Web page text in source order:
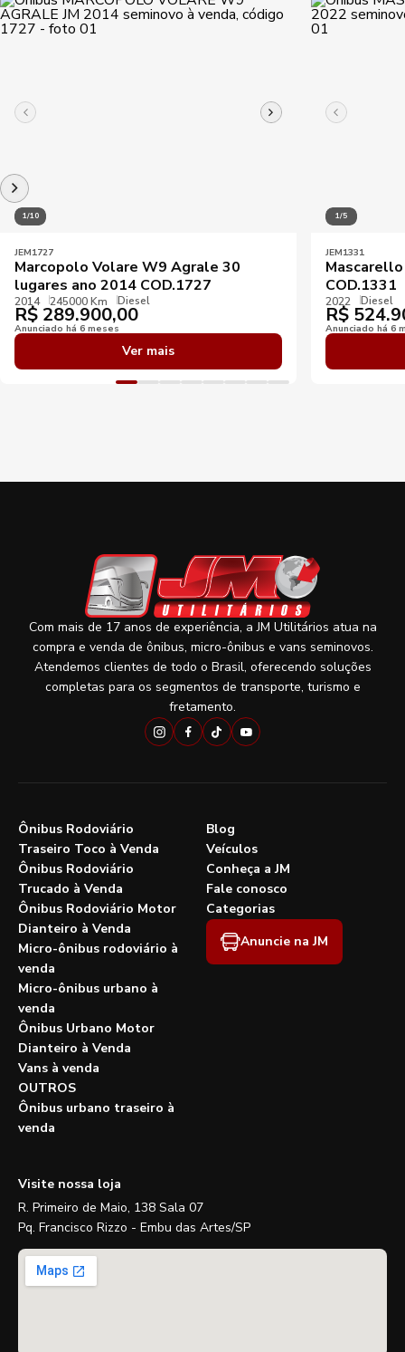
1/10
JEM1727
Marcopolo Volare W9 Agrale 30
lugares ano 2014 COD.1727
2014 245000 Km Diesel
R$ 289.900,00
Anunciado há 6 meses
Ver mais
1/5
JEM1331
COD.1331
2022 Diesel
R$
Anunciado há 6
Com mais de 17 anos de experiência, a JM Utilitários atua na
compra e venda de ônibus, micro-ônibus e vans seminovos.
Atendemos clientes de todo o Brasil, oferecendo soluções
completas para os segmentos de transporte, turismo e
fretamento.
Ônibus Rodoviário
Traseiro Toco à Venda
Ônibus Rodoviário
Trucado à Venda
Ônibus Rodoviário Motor
Dianteiro à Venda
Micro-ônibus rodoviário à
venda
Micro-ônibus urbano à
venda
Ônibus Urbano Motor
Dianteiro à Venda
Vans à venda
OUTROS
Ônibus urbano traseiro à
venda
Blog
Veículos
Conheça a JM
Fale conosco
Categorias
Anuncie na JM
Visite nossa loja
R. Primeiro de Maio, 138 Sala 07
Pq. Francisco Rizzo - Embu das Artes/SP